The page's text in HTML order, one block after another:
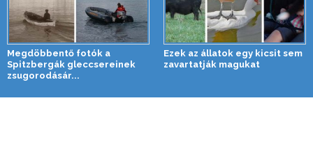
Megdöbbentő fotók a
Spitzbergák gleccsereinek
zsugorodásár...
Ezek az állatok egy kicsit sem
zavartatják magukat